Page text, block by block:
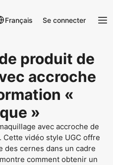
Français Se connecter
produit de
accroche
«
»
avec accroche de
Cette vidéo style UGC offre
des cernes dans un cadre
comment obtenir un